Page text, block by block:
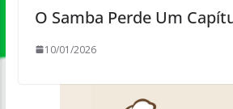
O Samba Perde Um
10/01/2026